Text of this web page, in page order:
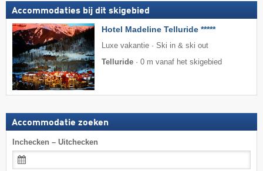
Accommodaties bij dit skigebied
Hotel Madeline Telluride *****
Luxe vakantie · Ski in & ski out
Telluride · 0 m vanaf het skigebied
Accommodatie zoeken
Inchecken – Uitchecken